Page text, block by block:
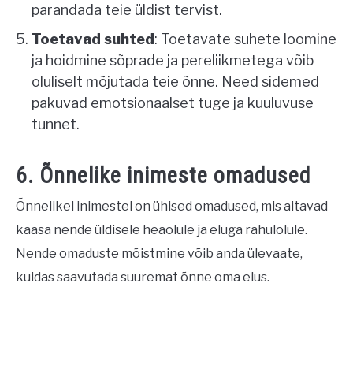
parandada teie üldist tervist.
Toetavad suhted: Toetavate suhete loomine
ja hoidmine sõprade ja pereliikmetega võib
oluliselt mõjutada teie õnne. Need sidemed
pakuvad emotsionaalset tuge ja kuuluvuse
tunnet.
6. Õnnelike inimeste omadused
Õnnelikel inimestel on ühised omadused, mis aitavad
kaasa nende üldisele heaolule ja eluga rahulolule.
Nende omaduste mõistmine võib anda ülevaate,
kuidas saavutada suuremat õnne oma elus.